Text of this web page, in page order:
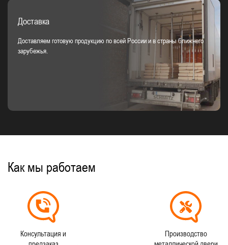
Доставка
Доставляем готовую продукцию по всей России и в страны ближнего
зарубежья.
Как мы работаем
Консультация и
Производство